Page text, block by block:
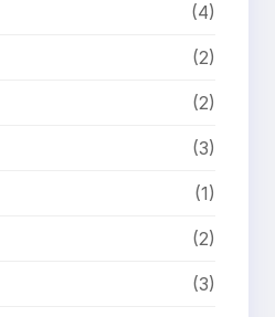
(4)
(2)
(2)
(3)
(1)
(2)
(3)